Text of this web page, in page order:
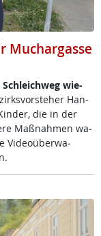
Muchargasse
Sch­leich­weg wie­
Han­
die in der
Maß­nah­men wa­
Vi­deo­über­wa­